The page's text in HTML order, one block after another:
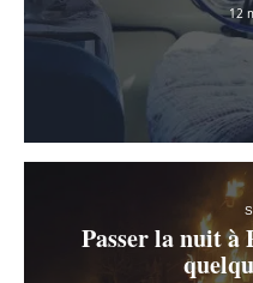
12
Passer la nuit